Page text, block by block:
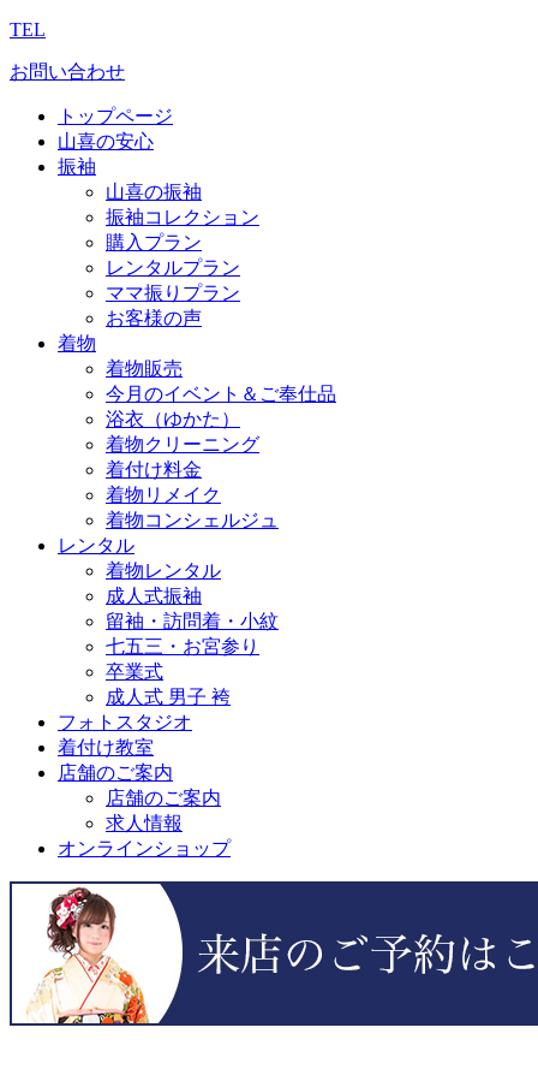
TEL
お問い合わせ
トップページ
山喜の安心
振袖
山喜の振袖
振袖コレクション
購入プラン
レンタルプラン
ママ振りプラン
お客様の声
着物
着物販売
今月のイベント＆ご奉仕品
浴衣（ゆかた）
着物クリーニング
着付け料金
着物リメイク
着物コンシェルジュ
レンタル
着物レンタル
成人式振袖
留袖・訪問着・小紋
七五三・お宮参り
卒業式
成人式 男子 袴
フォトスタジオ
着付け教室
店舗のご案内
店舗のご案内
求人情報
オンラインショップ